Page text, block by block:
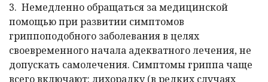
3. Немедленно обращаться за медицинской
помощью при развитии симптомов
гриппоподобного заболевания в целях
своевременного начала адекватного лечения, не
допускать самолечения. Симптомы гриппа чаще
всего включают: лихорадку (в редких случаях